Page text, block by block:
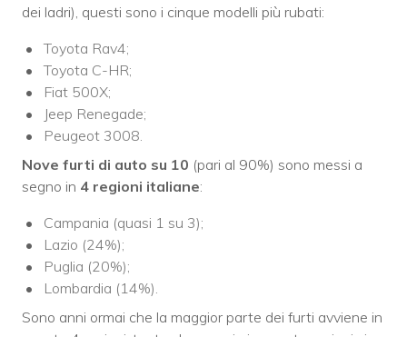
dei ladri), questi sono i cinque modelli più rubati:
Toyota Rav4;
Toyota C-HR;
Fiat 500X;
Jeep Renegade;
Peugeot 3008.
Nove furti di auto su 10 (pari al 90%) sono messi a
segno in 4 regioni italiane:
Campania (quasi 1 su 3);
Lazio (24%);
Puglia (20%);
Lombardia (14%).
Sono anni ormai che la maggior parte dei furti avviene in